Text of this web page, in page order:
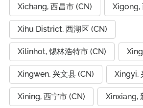
Xichang, 西昌市 (CN) Xigong,
Xihu District, 西湖区 (CN)
Xilinhot, 锡林浩特市 (CN)
Xingwen, 兴文县 (CN) Xingyi,
Xining, 西宁市 (CN) Xinxiang,